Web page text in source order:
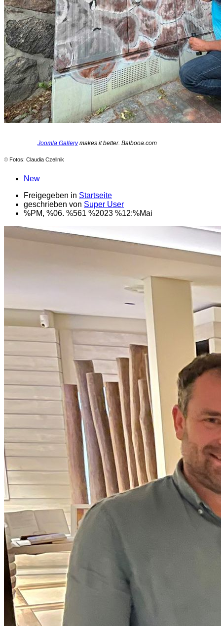
Joomla Gallerymakes it better. Balbooa.com
© Fotos: Claudia Czellnik
New
Freigegeben in Startseite
geschrieben von Super User
%PM, %06. %561 %2023 %12:%Mai